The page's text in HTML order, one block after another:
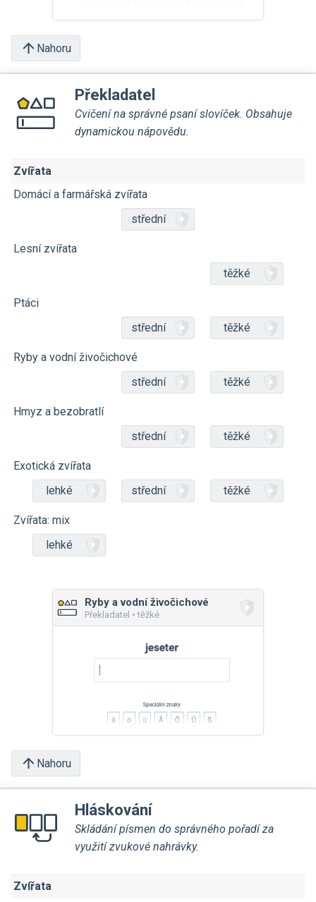
Nahoru
Překladatel
Cvičení na správné psaní slovíček. Obsahuje
dynamickou nápovědu.
Zvířata
Domácí a farmářská zvířata
střední
Lesní zvířata
těžké
Ptáci
střední
těžké
Ryby a vodní živočichové
střední
těžké
Hmyz a bezobratlí
střední
těžké
Exotická zvířata
lehké
střední těžké
Zvířata: mix
lehké
Ryby a vodní živočichové
Překladatel • těžké
Nahoru
Hláskování
Skládání písmen do správného pořadí za
využití zvukové nahrávky.
Zvířata